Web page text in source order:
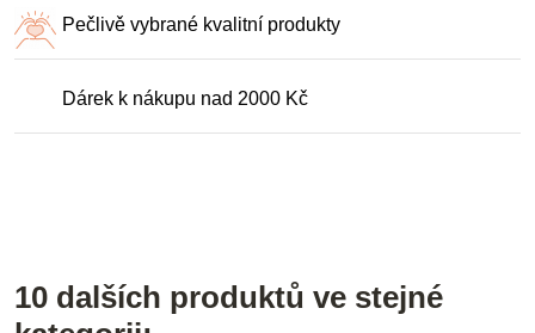
Pečlivě vybrané kvalitní produkty
Dárek k nákupu nad 2000 Kč
10 dalších produktů ve stejné